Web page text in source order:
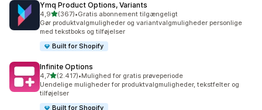
Ymq Product Options, Variants
4,9ud af 5 stjerner
(367)
367 anmeldelser i alt
•Gratis abonnement tilgængeligt
Gør produktvalgmuligheder og variantvalgmuligheder personlige
med tekstboks og tilføjelser
Built for Shopify
Infinite Options
4,7ud af 5 stjerner
(2.417)
2417 anmeldelser i alt
•Mulighed for gratis prøveperiode
Uendelige muligheder for produktvalgmuligheder, tekstfelter og
tilføjelser
Built for Shopify